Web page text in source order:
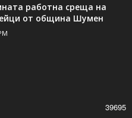
работна среща на
от община Шумен
39695